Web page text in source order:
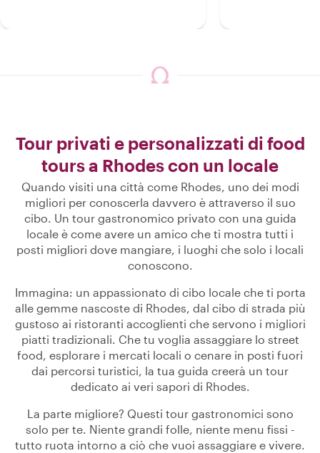
Tour privati e personalizzati di food
tours a Rhodes con un locale
Quando visiti una città come Rhodes, uno dei modi
migliori per conoscerla davvero è attraverso il suo
cibo. Un tour gastronomico privato con una guida
locale è come avere un amico che ti mostra tutti i
posti migliori dove mangiare, i luoghi che solo i locali
conoscono.
Immagina: un appassionato di cibo locale che ti porta
alle gemme nascoste di Rhodes, dal cibo di strada più
gustoso ai ristoranti accoglienti che servono i migliori
piatti tradizionali. Che tu voglia assaggiare lo street
food, esplorare i mercati locali o cenare in posti fuori
dai percorsi turistici, la tua guida creerà un tour
dedicato ai veri sapori di Rhodes.
La parte migliore? Questi tour gastronomici sono
solo per te. Niente grandi folle, niente menu fissi -
tutto ruota intorno a ciò che vuoi assaggiare e vivere.